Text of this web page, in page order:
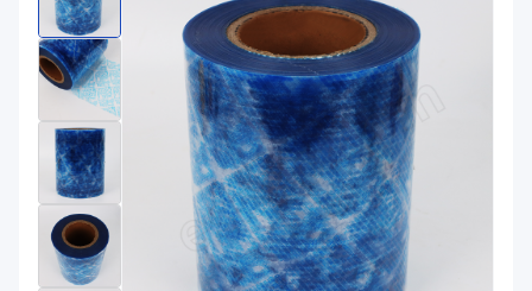
221360
产品卖点：透明性、韧性好、环保性
应用场景：主要适用于沙拉酱、芝麻酱、辣椒油、酱油、醋、调味汁的
价格：￥20.41
商品参数
商品分类
复合膜
产品结构
BOPA、PE
厚度（μm）
宽度（mm）
50-1000
规格尺寸(宽度，mm)
50-1000